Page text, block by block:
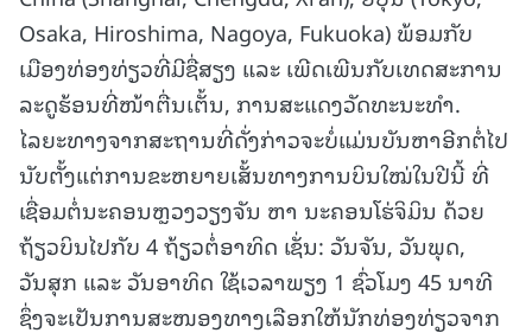
Osaka, Hiroshima, Nagoya, Fukuoka) ພ້ອມກັບ
ເມືອງທ່ອງທ່ຽວທີ່ມີຊື່ສຽງ ແລະ ເພີດເພີນກັບເທດສະການ
ລະດູຮ້ອນທີ່ໜ້າຕື່ນເຕັ້ນ, ການສະແດງວັດທະນະທໍາ.
ໄລຍະທາງຈາກສະຖານທີ່ດັ່ງກ່າວຈະບໍ່ແມ່ນບັນຫາອີກຕໍ່ໄປ
ນັບຕັ້ງແຕ່ການຂະຫຍາຍເສັ້ນທາງການບິນໃໝ່ໃນປີນີ້ ທີ່
ເຊື່ອມຕໍ່ນະຄອນຫຼວງວຽງຈັນ ຫາ ນະຄອນໂຮ່ຈິມິນ ດ້ວຍ
ຖ້ຽວບິນໄປກັບ 4 ຖ້ຽວຕໍ່ອາທິດ ເຊັ່ນ: ວັນຈັນ, ວັນພຸດ,
ວັນສຸກ ແລະ ວັນອາທິດ ໃຊ້ເວລາພຽງ 1 ຊົ່ວໂມງ 45 ນາທີ
ຊຶ່ງຈະເປັນການສະໜອງທາງເລືອກໃຫ້ນັກທ່ອງທ່ຽວຈາກ